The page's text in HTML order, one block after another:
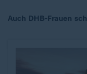
Auch DHB-Frauen